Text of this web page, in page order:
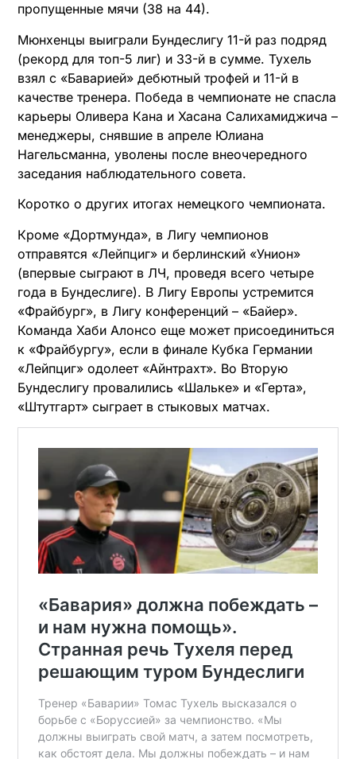
пропущенные мячи (38 на 44).
Мюнхенцы выиграли Бундеслигу 11-й раз подряд
(рекорд для топ-5 лиг) и 33-й в сумме. Тухель
взял с «Баварией» дебютный трофей и 11-й в
качестве тренера. Победа в чемпионате не спасла
карьеры Оливера Кана и Хасана Салихамиджича –
менеджеры, снявшие в апреле Юлиана
Нагельсманна, уволены после внеочередного
заседания наблюдательного совета.
Коротко о других итогах немецкого чемпионата.
Кроме «Дортмунда», в Лигу чемпионов
отправятся «Лейпциг» и берлинский «Унион»
(впервые сыграют в ЛЧ, проведя всего четыре
года в Бундеслиге). В Лигу Европы устремится
«Фрайбург», в Лигу конференций – «Байер».
Команда Хаби Алонсо еще может присоединиться
к «Фрайбургу», если в финале Кубка Германии
«Лейпциг» одолеет «Айнтрахт». Во Вторую
Бундеслигу провалились «Шальке» и «Герта»,
«Штутгарт» сыграет в стыковых матчах.